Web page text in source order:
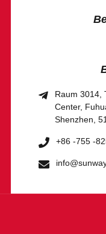
Raum 3014,
Center,
Shenzhen,
+86 -755 -